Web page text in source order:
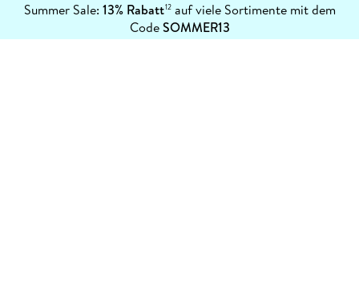
Summer Sale: 13% Rabatt12auf viele Sortimente mit dem
CodeSOMMER13
erfahren